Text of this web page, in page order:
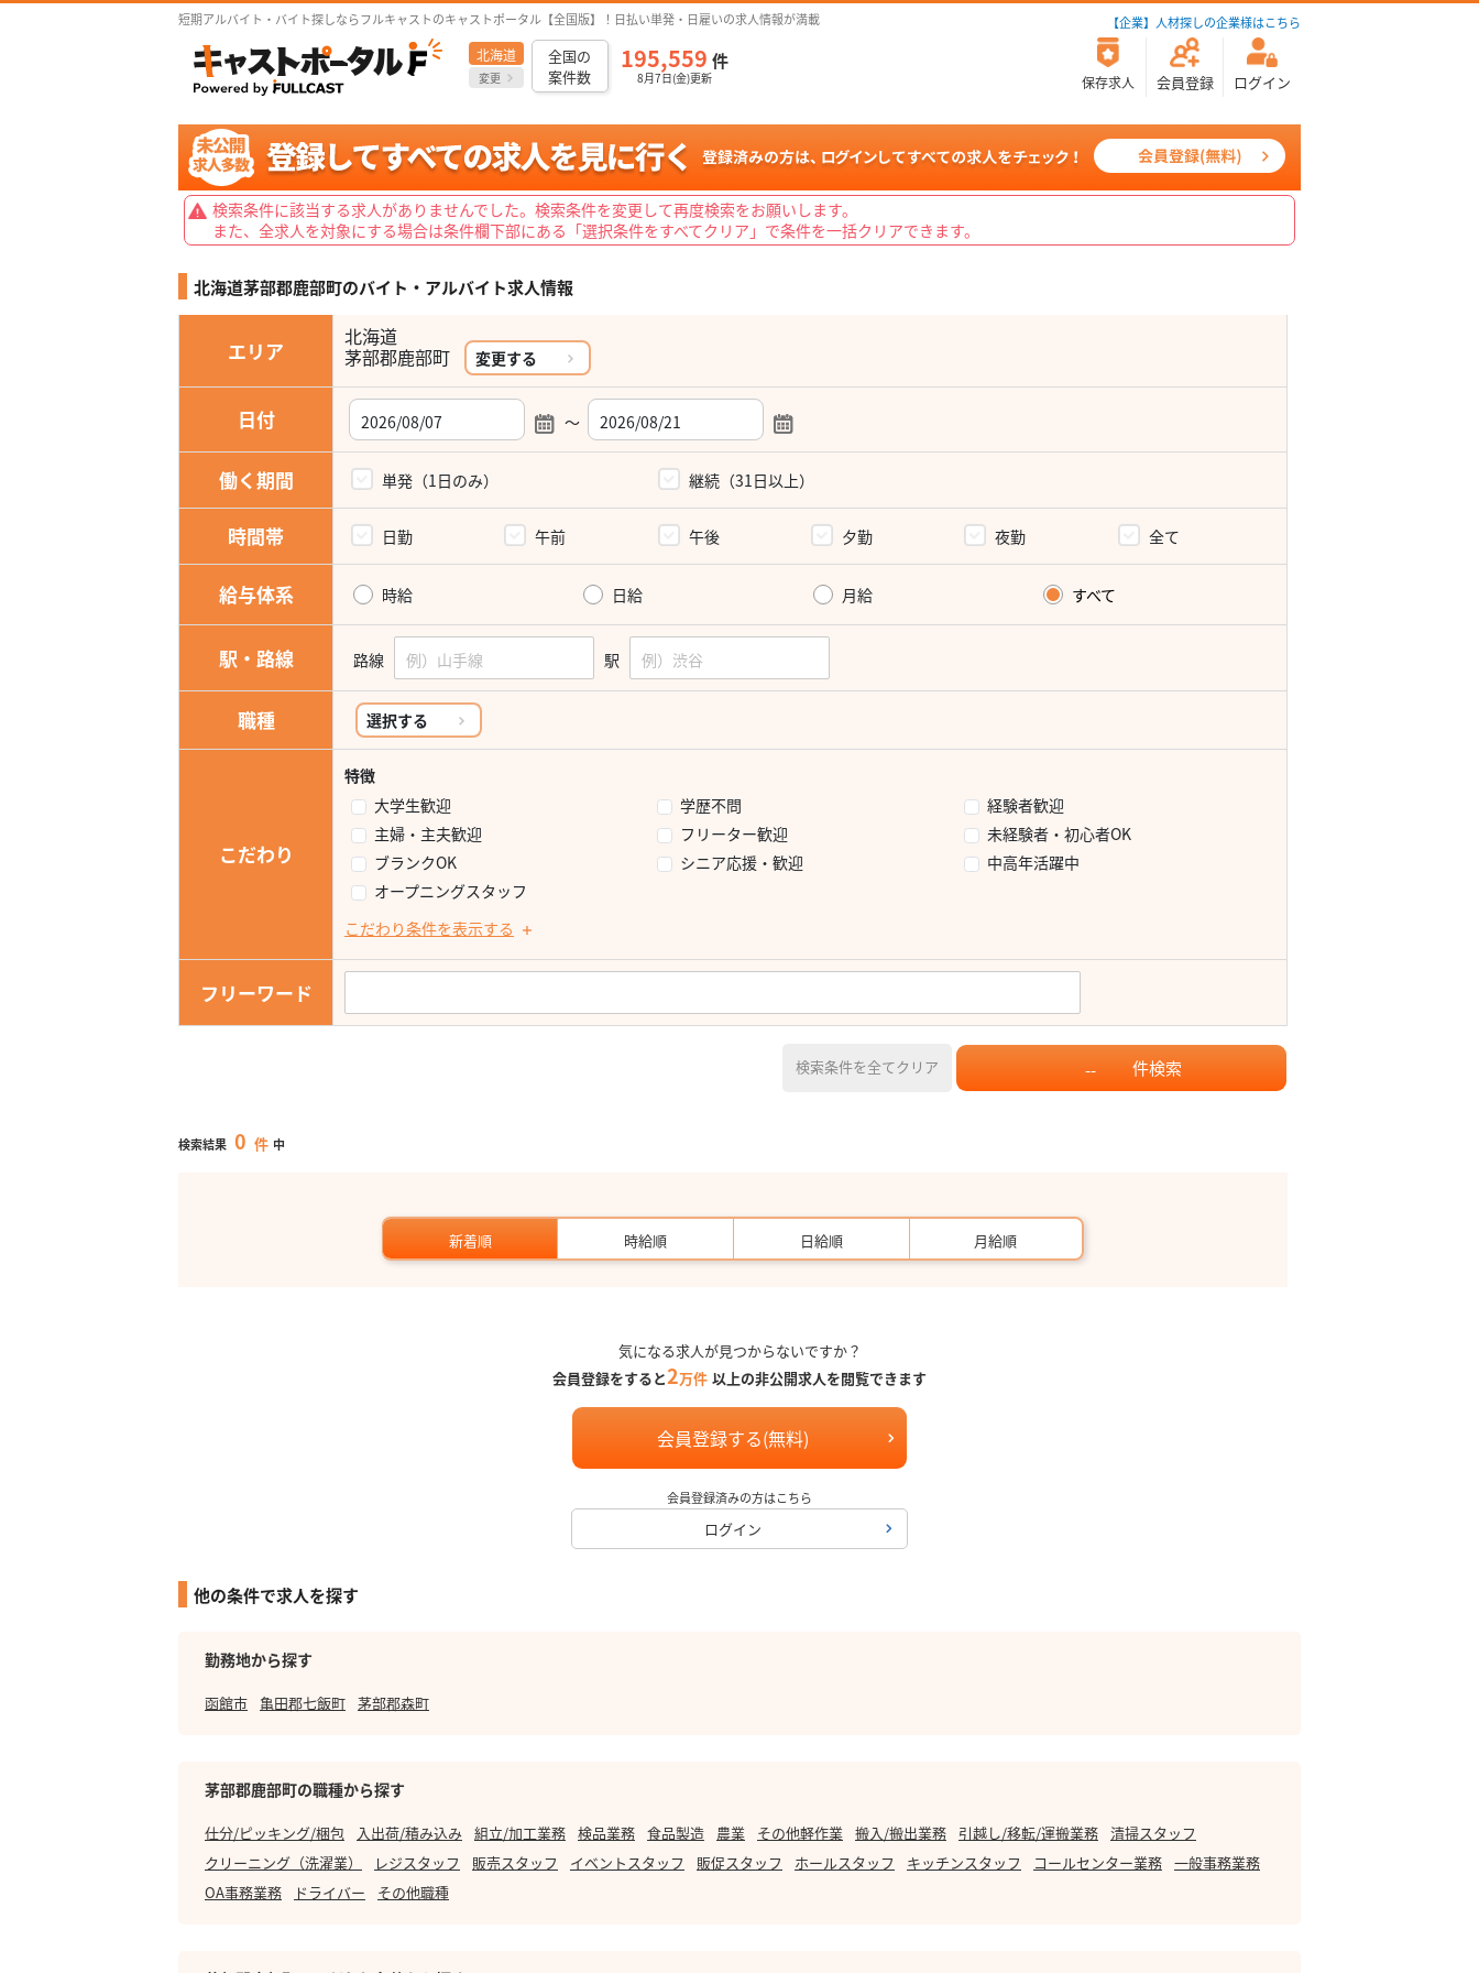
短期アルバイト・バイト探しならフルキャストのキャストポータル【全国版】！日払い単発・日雇いの求人情報が満載 【企業】人材探しの企業様はこちら
北海道
変更
全国の
案件数
195,559 件
8月7日(金)更新 保存求人 会員登録 ログイン
検索条件に該当する求人がありませんでした。検索条件を変更して再度検索をお願いします。
また、全求人を対象にする場合は条件欄下部にある「選択条件をすべてクリア」で条件を一括クリアできます。
北海道茅部郡鹿部町のバイト・アルバイト求人情報
エリア
北海道
茅部郡鹿部町 変更する
日付 ～
働く期間 単発（1日のみ） 継続（31日以上）
時間帯 日勤 午前 午後 夕勤 夜勤 全て
給与体系 時給 日給 月給 すべて
駅・路線 路線 駅
職種 選択する
こだわり
特徴
大学生歓迎
学歴不問
経験者歓迎
主婦・主夫歓迎
フリーター歓迎
未経験者・初心者OK
ブランクOK
シニア応援・歓迎
中高年活躍中
オープニングスタッフ
こだわり条件を表示する
フリーワード
検索条件を全てクリア -- 件検索
検索結果 0 件 中
新着順 時給順 日給順 月給順
気になる求人が見つからないですか？
会員登録をすると2万件 以上の非公開求人を閲覧できます
会員登録する(無料)
会員登録済みの方はこちら
ログイン
他の条件で求人を探す
勤務地から探す
函館市 亀田郡七飯町 茅部郡森町
茅部郡鹿部町の職種から探す
仕分/ピッキング/梱包 入出荷/積み込み 組立/加工業務 検品業務 食品製造 農業 その他軽作業 搬入/搬出業務 引越し/移転/運搬業務 清掃スタッフ
クリーニング（洗濯業）
レジスタッフ 販売スタッフ イベントスタッフ 販促スタッフ ホールスタッフ キッチンスタッフ コールセンター業務 一般事務業務
OA事務業務
ドライバー その他職種